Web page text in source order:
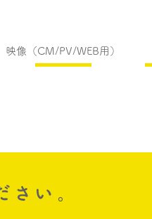
映像（CM/PV/WEB用）